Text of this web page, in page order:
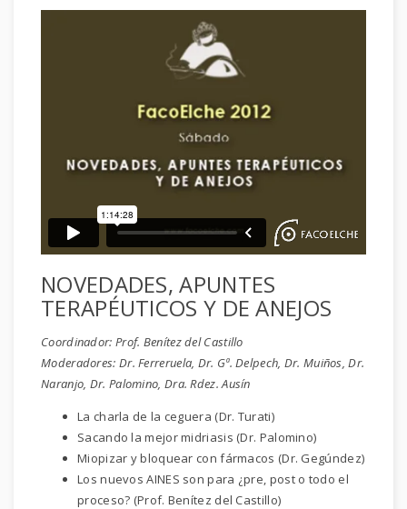
NOVEDADES, APUNTES
TERAPÉUTICOS Y DE ANEJOS
Coordinador: Prof. Benítez del Castillo
Moderadores: Dr. Ferreruela, Dr. Gª. Delpech, Dr. Muiños, Dr.
Naranjo, Dr. Palomino, Dra. Rdez. Ausín
La charla de la ceguera (Dr. Turati)
Sacando la mejor midriasis (Dr. Palomino)
Miopizar y bloquear con fármacos (Dr. Gegúndez)
Los nuevos AINES son para ¿pre, post o todo el
proceso? (Prof. Benítez del Castillo)